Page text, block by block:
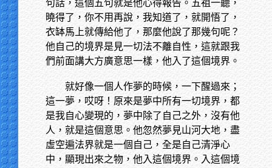
句話，這個五句就是他心得報告。五祖一聽，
曉得了，你不用再說，我知道了，就開悟了，
衣缽馬上就傳給他了，那麼他說了那幾句呢？
他自己的境界是見一切法不離自性，這就跟我
們前面講大方廣意思一樣，他入了這個境界。
就好像一個人作夢的時候，一下醒過來；
這一夢，哎呀！原來是夢中所有一切境界，都
是我自心變現的，夢中除了自己之外，沒有他
人，就是這個意思。他忽然夢見山河大地，盡
虛空遍法界就是一個自己，全是自己清淨心
中，顯現出來之物，他入這個境界。入這個境